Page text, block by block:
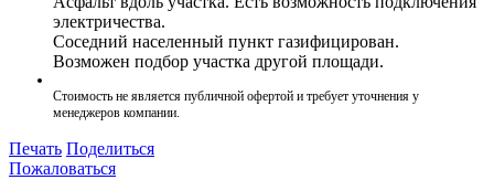
электричества.
Соседний населенный пункт газифицирован.
Возможен подбор участка другой площади.
Стоимость не является публичной офертой и требует уточнения у
менеджеров компании.
Печать Поделиться
Пожаловаться